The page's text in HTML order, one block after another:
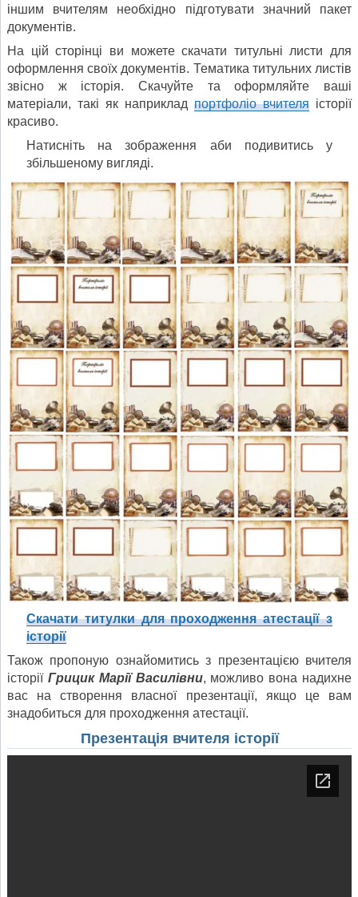
іншим вчителям необхідно підготувати значний пакет
документів.
На цій сторінці ви можете скачати титульні листи для
оформлення своїх документів. Тематика титульних листів
звісно ж історія. Скачуйте та оформляйте ваші
матеріали, такі як наприклад портфоліо вчителя історії
красиво.
Натисніть на зображення аби подивитись у
збільшеному вигляді.
Скачати титулки для проходження атестації з
історії
Також пропоную ознайомитись з презентацією вчителя
історії Грицик Марії Василівни, можливо вона надихне
вас на створення власної презентації, якщо це вам
знадобиться для проходження атестації.
Презентація вчителя історії